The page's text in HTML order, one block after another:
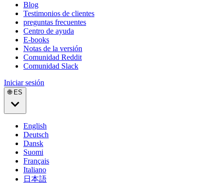
Blog
Testimonios de clientes
preguntas frecuentes
Centro de ayuda
E-books
Notas de la versión
Comunidad Reddit
Comunidad Slack
Iniciar sesión
🌐 ES
English
Deutsch
Dansk
Suomi
Français
Italiano
日本語